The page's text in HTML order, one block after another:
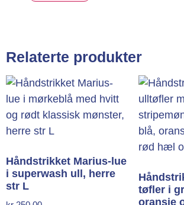
Relaterte produkter
Håndstrikket Marius-lue
i superwash ull, herre
str L
tøfler i
oransje